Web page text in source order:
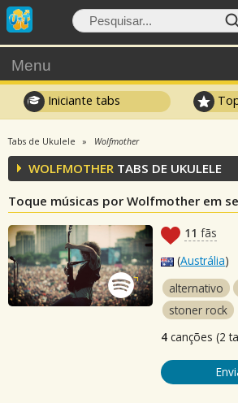
Menu
Iniciante tabs
Tabs de Ukulele Wolfmother
WOLFMOTHER TABS DE UKULELE
Toque músicas por Wolfmother em
11 fãs
(Austrália)
alternativo
stoner rock
4 canções (2